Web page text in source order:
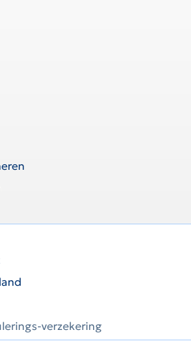
verzekering